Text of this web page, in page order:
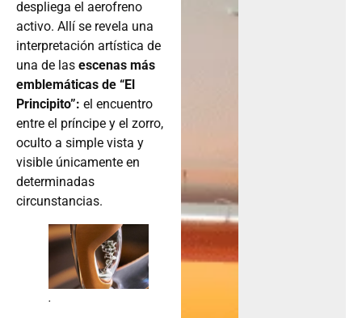
despliega el aerofreno
activo. Allí se revela una
interpretación artística de
una de las escenas más
emblemáticas de “El
Principito”: el encuentro
entre el príncipe y el zorro,
oculto a simple vista y
visible únicamente en
determinadas
circunstancias.
.